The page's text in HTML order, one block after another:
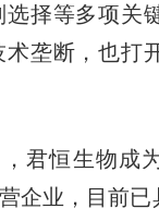
择等多项关
垄断，也打
恒生物成
企业，目前